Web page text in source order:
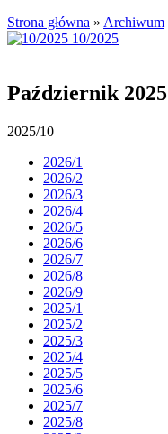
Strona główna » Archiwum
Październik 2025
2025/10
2026/1
2026/2
2026/3
2026/4
2026/5
2026/6
2026/7
2026/8
2026/9
2025/1
2025/2
2025/3
2025/4
2025/5
2025/6
2025/7
2025/8